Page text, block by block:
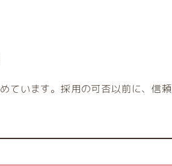
ています。採用の可否以前に、信頼